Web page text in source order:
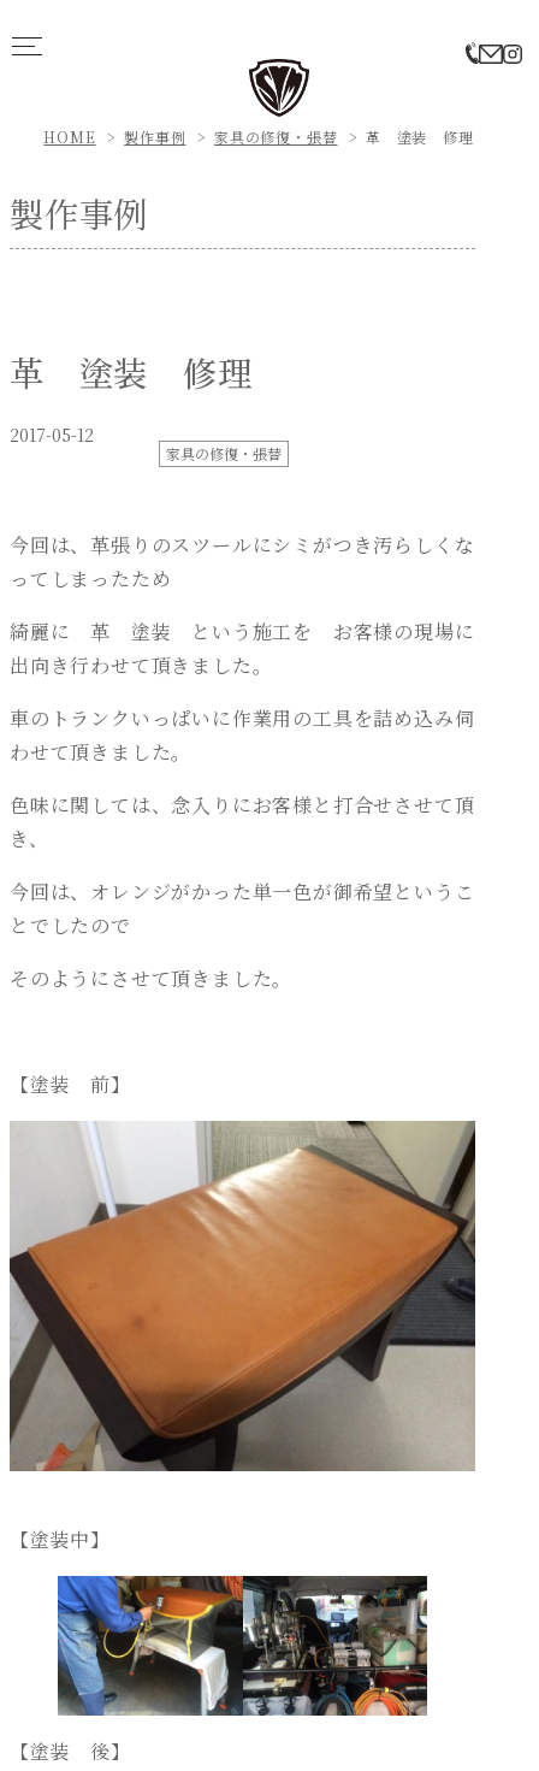
HOME 製作事例 家具の修復・張替 革 塗装 修理
製作事例
革 塗装 修理
2017-05-12
家具の修復・張替
今回は、革張りのスツールにシミがつき汚らしくな
ってしまったため
綺麗に 革 塗装 という施工を お客様の現場に
出向き行わせて頂きました。
車のトランクいっぱいに作業用の工具を詰め込み伺
わせて頂きました。
色味に関しては、念入りにお客様と打合せさせて頂
き、
今回は、オレンジがかった単一色が御希望というこ
とでしたので
そのようにさせて頂きました。
【塗装 前】
【塗装中】
【塗装 後】